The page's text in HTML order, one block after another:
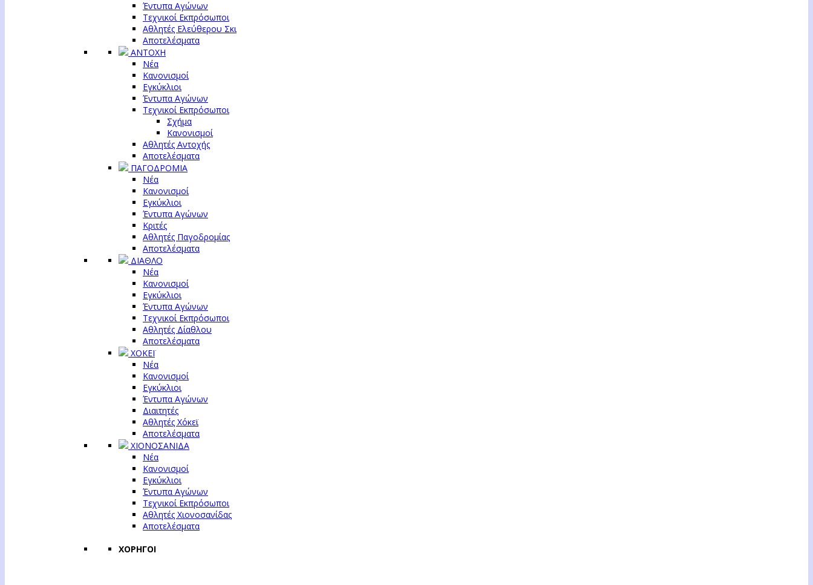
Έντυπα Αγώνων
Τεχνικοί Εκπρόσωποι
Αθλητές Ελεύθερου Σκι
Αποτελέσματα
ΑΝΤΟΧΗ
Νέα
Κανονισμοί
Εγκύκλιοι
Έντυπα Αγώνων
Τεχνικοί Εκπρόσωποι
Σχήμα
Κανονισμοί
Αθλητές Αντοχής
Αποτελέσματα
ΠΑΓΟΔΡΟΜΙΑ
Νέα
Κανονισμοί
Εγκύκλιοι
Έντυπα Αγώνων
Κριτές
Αθλητές Παγοδρομίας
Αποτελέσματα
ΔΙΑΘΛΟ
Νέα
Κανονισμοί
Εγκύκλιοι
Έντυπα Αγώνων
Τεχνικοί Εκπρόσωποι
Αθλητές Δίαθλου
Αποτελέσματα
ΧΟΚΕΪ
Νέα
Κανονισμοί
Εγκύκλιοι
Έντυπα Αγώνων
Διαιτητές
Αθλητές Χόκεϊ
Αποτελέσματα
ΧΙΟΝΟΣΑΝΙΔΑ
Νέα
Κανονισμοί
Εγκύκλιοι
Έντυπα Αγώνων
Τεχνικοί Εκπρόσωποι
Αθλητές Χιονοσανίδας
Αποτελέσματα
ΧΟΡΗΓΟΙ